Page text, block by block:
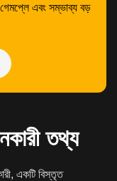
এবং সম্ভাব্য বড়
তথ্য
একটি বিস্তৃত